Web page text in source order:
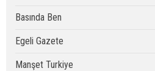
Basında Ben
Egeli Gazete
Manşet Turkiye